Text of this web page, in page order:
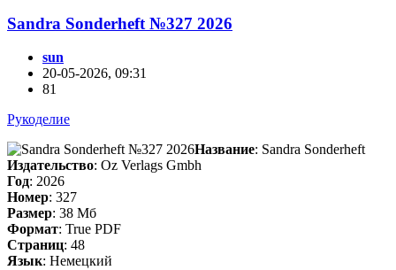
Sandra Sonderheft №327 2026
sun
20-05-2026, 09:31
81
Рукоделие
Название: Sandra Sonderheft
Издательство: Oz Verlags Gmbh
Год: 2026
Номер: 327
Размер: 38 Мб
Формат: True PDF
Страниц: 48
Язык: Немецкий